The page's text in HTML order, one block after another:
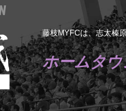
藤枝MYFCは、志太榛
ホームタ